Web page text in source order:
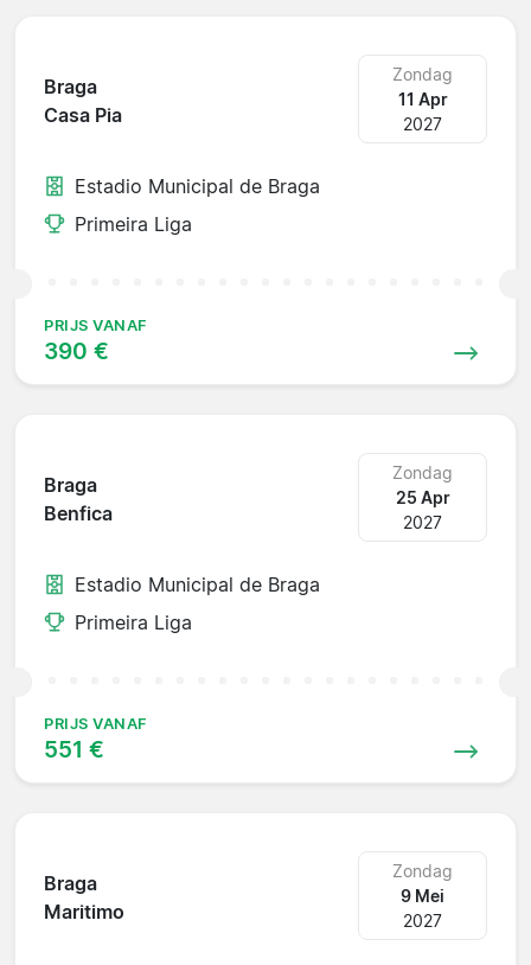
Braga
Casa Pia
Zondag
11 Apr
2027
Estadio Municipal de Braga
Primeira Liga
PRIJS VANAF
390 €
Braga
Benfica
Zondag
25 Apr
2027
Estadio Municipal de Braga
Primeira Liga
PRIJS VANAF
551 €
Braga
Maritimo
Zondag
9 Mei
2027